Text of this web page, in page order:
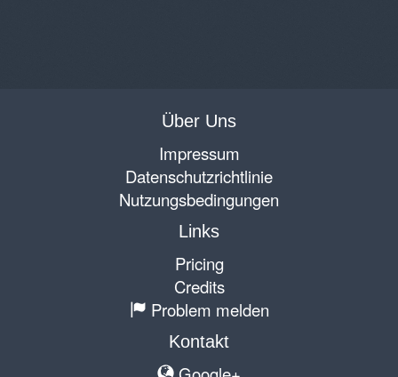
Über Uns
Impressum
Datenschutzrichtlinie
Nutzungsbedingungen
Links
Pricing
Credits
Problem melden
Kontakt